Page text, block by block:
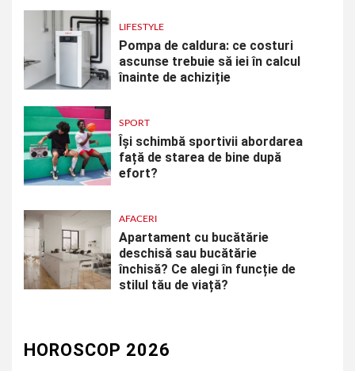
LIFESTYLE
Pompa de caldura: ce costuri
ascunse trebuie să iei în calcul
înainte de achiziție
SPORT
Își schimbă sportivii abordarea
față de starea de bine după
efort?
AFACERI
Apartament cu bucătărie
deschisă sau bucătărie
închisă? Ce alegi în funcție de
stilul tău de viață?
HOROSCOP 2026